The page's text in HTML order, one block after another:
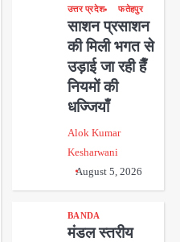
उत्तर प्रदेश फतेहपुर
साशन प्रसाशन
की मिली भगत से
उड़ाई जा रही हैँ
नियमों की
धज्जियाँ
Alok Kumar
Kesharwani
August 5, 2026
BANDA
मंडल स्तरीय